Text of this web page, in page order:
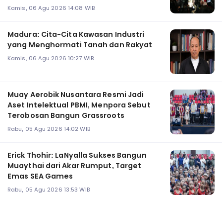
Kamis, 06 Agu 2026 14:08 WIB
Madura: Cita-Cita Kawasan Industri
yang Menghormati Tanah dan Rakyat
Kamis, 06 Agu 2026 10:27 WIB
Muay Aerobik Nusantara Resmi Jadi
Aset Intelektual PBMI, Menpora Sebut
Terobosan Bangun Grassroots
Rabu, 05 Agu 2026 14:02 WIB
Erick Thohir: LaNyalla Sukses Bangun
Muaythai dari Akar Rumput, Target
Emas SEA Games
Rabu, 05 Agu 2026 13:53 WIB